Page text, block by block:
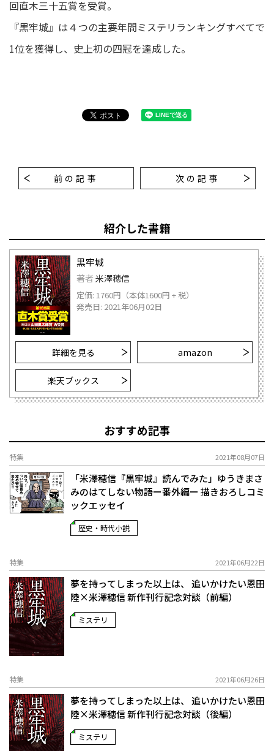
回直木三十五賞を受賞。
『黒牢城』は４つの主要年間ミステリランキングすべてで
1位を獲得し、史上初の四冠を達成した。
前の記事 次の記事
紹介した書籍
黒牢城
著者 米澤穂信
定価: 1760円（本体1600円 + 税）
発売日: 2021年06月02日
詳細を見る amazon
楽天ブックス
おすすめ記事
特集 2021年08月07日
「米澤穂信『黒牢城』読んでみた」ゆうきまさ
みのはてしない物語ー番外編ー 描きおろしコミ
ックエッセイ
歴史・時代小説
特集 2021年06月22日
夢を持ってしまった以上は、 追いかけたい――恩田
陸×米澤穂信 新作刊行記念対談（前編）
ミステリ
特集 2021年06月26日
夢を持ってしまった以上は、 追いかけたい――恩田
陸×米澤穂信 新作刊行記念対談（後編）
ミステリ